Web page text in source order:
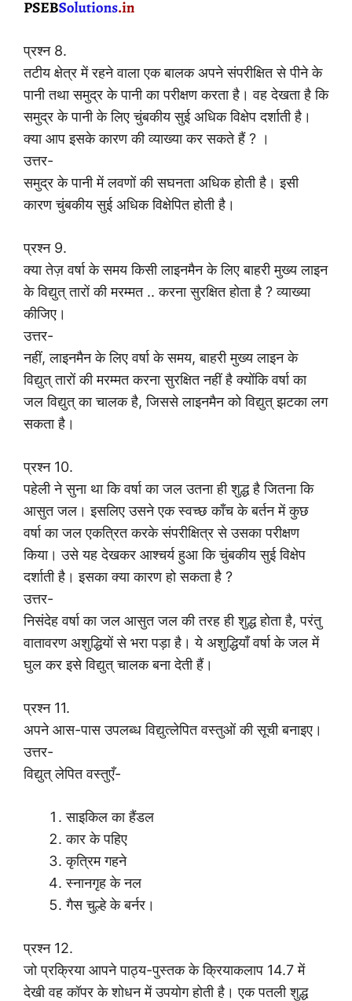
प्रश्न 8.
तटीय क्षेत्र में रहने वाला एक बालक अपने संपरीक्षित से पीने के
पानी तथा समुद्र के पानी का परीक्षण करता है। वह देखता है कि
समुद्र के पानी के लिए चुंबकीय सुई अधिक विक्षेप दर्शाती है।
क्या आप इसके कारण की व्याख्या कर सकते हैं ? ।
उत्तर-
समुद्र के पानी में लवणों की सघनता अधिक होती है। इसी
कारण चुंबकीय सुई अधिक विक्षेपित होती है।
प्रश्न 9.
क्या तेज़ वर्षा के समय किसी लाइनमैन के लिए बाहरी मुख्य लाइन
के विद्युत् तारों की मरम्मत .. करना सुरक्षित होता है ? व्याख्या
कीजिए।
उत्तर-
नहीं, लाइनमैन के लिए वर्षा के समय, बाहरी मुख्य लाइन के
विद्युत् तारों की मरम्मत करना सुरक्षित नहीं है क्योंकि वर्षा का
जल विद्युत् का चालक है, जिससे लाइनमैन को विद्युत् झटका लग
सकता है।
प्रश्न 10.
पहेली ने सुना था कि वर्षा का जल उतना ही शुद्ध है जितना कि
आसुत जल। इसलिए उसने एक स्वच्छ काँच के बर्तन में कुछ
वर्षा का जल एकत्रित करके संपरीक्षित्र से उसका परीक्षण
किया। उसे यह देखकर आश्चर्य हुआ कि चुंबकीय सुई विक्षेप
दर्शाती है। इसका क्या कारण हो सकता है ?
उत्तर-
निसंदेह वर्षा का जल आसुत जल की तरह ही शुद्ध होता है, परंतु
वातावरण अशुद्धियों से भरा पड़ा है। ये अशुद्धियाँ वर्षा के जल में
घुल कर इसे विद्युत् चालक बना देती हैं।
प्रश्न 11.
अपने आस-पास उपलब्ध विद्युत्लेपित वस्तुओं की सूची बनाइए।
उत्तर-
विद्युत् लेपित वस्तुएँ-
साइकिल का हैंडल
कार के पहिए
कृत्रिम गहने
स्नानगृह के नल
गैस चुल्हे के बर्नर।
प्रश्न 12.
जो प्रक्रिया आपने पाठ्य-पुस्तक के क्रियाकलाप 14.7 में
देखी वह कॉपर के शोधन में उपयोग होती है। एक पतली शुद्ध